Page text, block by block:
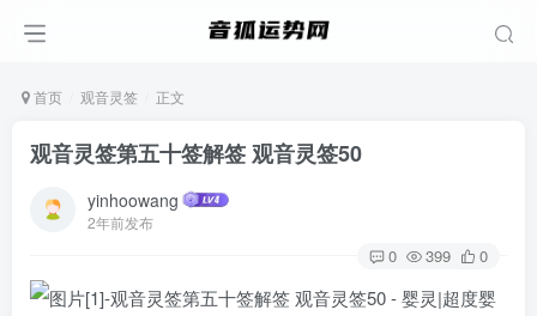
首页 观音灵签 正文
观音灵签第五十签解签 观音灵签50
yinhoowang
2年前发布
0 399 0